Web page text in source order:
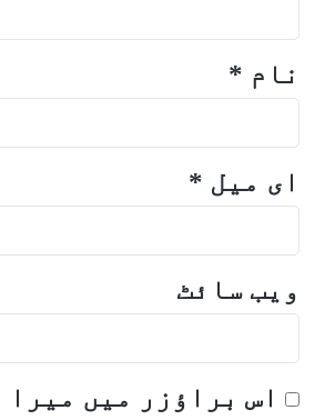
نام *
ای میل *
ویب‌ سائٹ
اس براؤزر میں